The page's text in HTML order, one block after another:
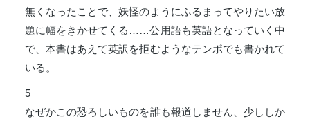
無くなったことで、妖怪のようにふるまってやりたい放
題に幅をきかせてくる……公用語も英語となっていく中
で、本書はあえて英訳を拒むようなテンポでも書かれて
いる。
5
なぜかこの恐ろしいものを誰も報道しません、少ししか